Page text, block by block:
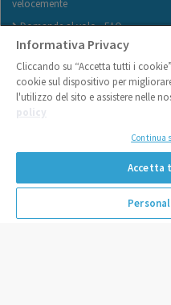
velocemente
Domande al volo - FAQ
Informativa Privacy
Cliccando su “Accetta tutti i
cookie sul dispositivo per
l'utilizzo del sito e assistere nelle
policy
Continua
Accetta